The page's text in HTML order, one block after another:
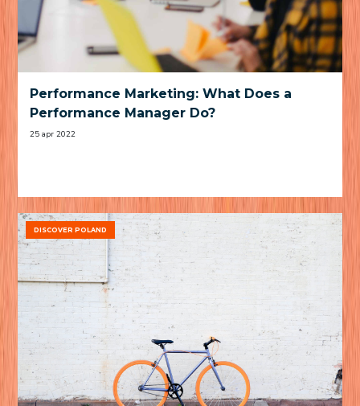
Performance Marketing: What Does a
Performance Manager Do?
25 apr 2022
DISCOVER POLAND